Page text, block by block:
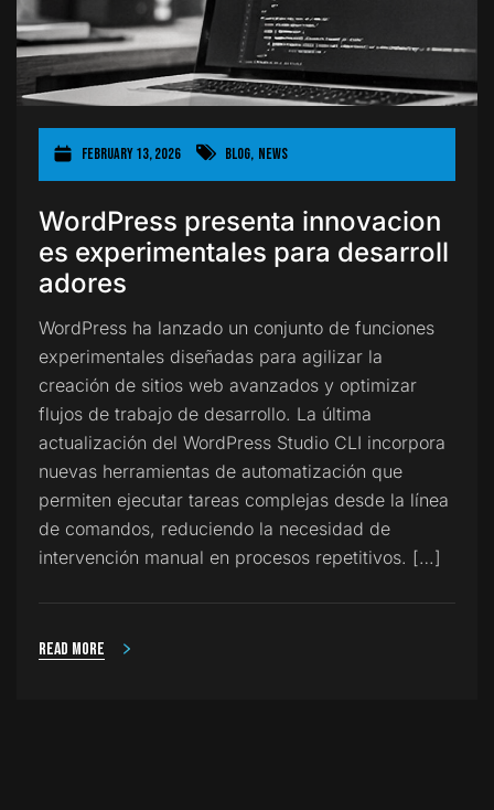
February 13, 2026 Blog, News
WordPress presenta innovacion
es experimentales para desarroll
adores
WordPress ha lanzado un conjunto de funciones
experimentales diseñadas para agilizar la
creación de sitios web avanzados y optimizar
flujos de trabajo de desarrollo. La última
actualización del WordPress Studio CLI incorpora
nuevas herramientas de automatización que
permiten ejecutar tareas complejas desde la línea
de comandos, reduciendo la necesidad de
intervención manual en procesos repetitivos. […]
Read more